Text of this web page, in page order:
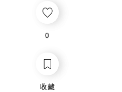
0
收藏
0
收藏